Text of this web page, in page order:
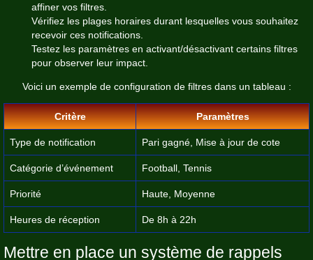
affiner vos filtres.
Vérifiez les plages horaires durant lesquelles vous souhaitez
recevoir ces notifications.
Testez les paramètres en activant/désactivant certains filtres
pour observer leur impact.
Voici un exemple de configuration de filtres dans un tableau :
Critère Paramètres
Type de notification Pari gagné, Mise à jour de cote
Catégorie d’événement Football, Tennis
Priorité Haute, Moyenne
Heures de réception De 8h à 22h
Mettre en place un système de rappels